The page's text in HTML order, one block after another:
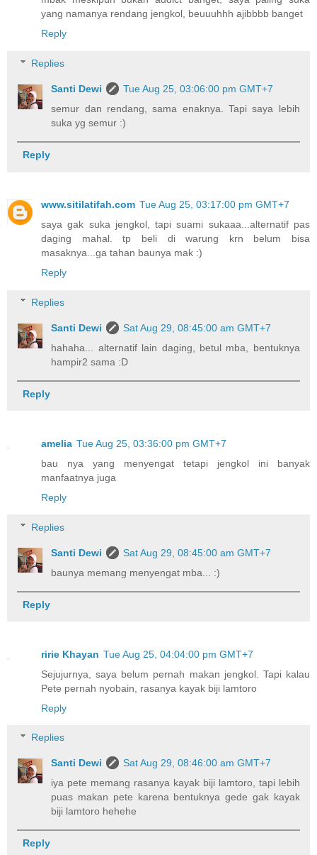
yang namanya rendang jengkol, beuuuhhh ajibbbb banget
Reply
Replies
Santi Dewi
Tue Aug 25, 03:06:00 pm GMT+7
semur dan rendang, sama enaknya. Tapi saya lebih
suka yg semur :)
Reply
www.sitilatifah.com Tue Aug 25, 03:17:00 pm GMT+7
saya gak suka jengkol, tapi suami sukaaa...alternatif pas
daging mahal. tp beli di warung krn belum bisa
masaknya...ga tahan baunya mak :)
Reply
Replies
Santi Dewi
Sat Aug 29, 08:45:00 am GMT+7
hahaha... alternatif lain daging, betul mba, bentuknya
hampir2 sama :D
Reply
amelia Tue Aug 25, 03:36:00 pm GMT+7
bau nya yang menyengat tetapi jengkol ini banyak
manfaatnya juga
Reply
Replies
Santi Dewi
Sat Aug 29, 08:45:00 am GMT+7
baunya memang menyengat mba... :)
Reply
ririe Khayan Tue Aug 25, 04:04:00 pm GMT+7
Sejujurnya, saya belum pernah makan jengkol. Tapi kalau
Pete pernah nyobain, rasanya kayak biji lamtoro
Reply
Replies
Santi Dewi
Sat Aug 29, 08:46:00 am GMT+7
iya pete memang rasanya kayak biji lamtoro, tapi lebih
puas makan pete karena bentuknya gede gak kayak
biji lamtoro hehehe
Reply